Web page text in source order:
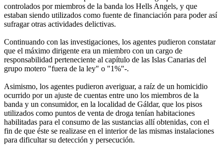
controlados por miembros de la banda los Hells Angels, y que
estaban siendo utilizados como fuente de financiación para poder así
sufragar otras actividades delictivas.
Continuando con las investigaciones, los agentes pudieron constatar
que el máximo dirigente era un miembro con un cargo de
responsabilidad perteneciente al capítulo de las Islas Canarias del
grupo motero "fuera de la ley" o "1%"-.
Asimismo, los agentes pudieron averiguar, a raíz de un homicidio
ocurrido por un ajuste de cuentas entre uno los miembros de la
banda y un consumidor, en la localidad de Gáldar, que los pisos
utilizados como puntos de venta de droga tenían habitaciones
habilitadas para el consumo de las sustancias allí obtenidas, con el
fin de que éste se realizase en el interior de las mismas instalaciones
para dificultar su detección y persecución.